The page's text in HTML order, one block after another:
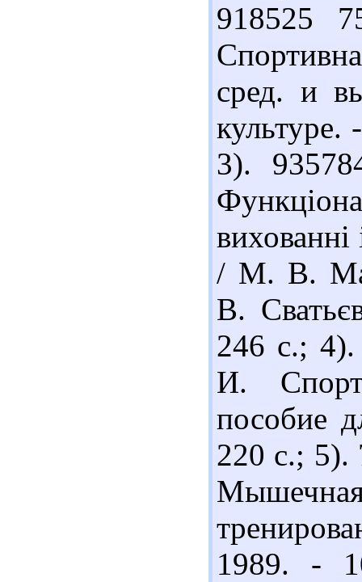
918525
сред. и
3).
вихованні
/ М. В.
В.
246 с.;
И.
пособие
220 с.; 5).
1989. -